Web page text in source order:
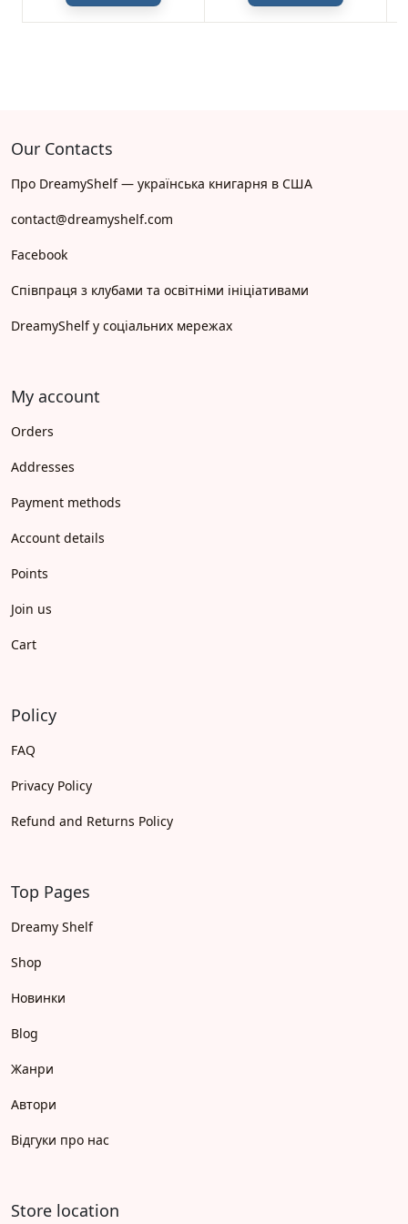
Our Contacts
Про DreamyShelf — українська книгарня в США
contact@dreamyshelf.com
Facebook
Співпраця з клубами та освітніми ініціативами
DreamyShelf у соціальних мережах
My account
Orders
Addresses
Payment methods
Account details
Points
Join us
Cart
Policy
FAQ
Privacy Policy
Refund and Returns Policy
Top Pages
Dreamy Shelf
Shop
Новинки
Blog
Жанри
Автори
Відгуки про нас
Store location